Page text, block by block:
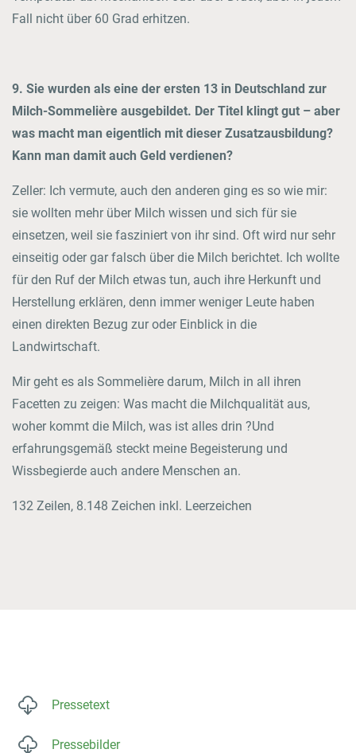
Fall nicht über 60 Grad erhitzen.
9. Sie wurden als eine der ersten 13 in Deutschland zur
Milch-Sommelière ausgebildet. Der Titel klingt gut – aber
was macht man eigentlich mit dieser Zusatzausbildung?
Kann man damit auch Geld verdienen?
Zeller: Ich vermute, auch den anderen ging es so wie mir:
sie wollten mehr über Milch wissen und sich für sie
einsetzen, weil sie fasziniert von ihr sind. Oft wird nur sehr
einseitig oder gar falsch über die Milch berichtet. Ich wollte
für den Ruf der Milch etwas tun, auch ihre Herkunft und
Herstellung erklären, denn immer weniger Leute haben
einen direkten Bezug zur oder Einblick in die
Landwirtschaft.
Mir geht es als Sommelière darum, Milch in all ihren
Facetten zu zeigen: Was macht die Milchqualität aus,
woher kommt die Milch, was ist alles drin ?Und
erfahrungsgemäß steckt meine Begeisterung und
Wissbegierde auch andere Menschen an.
132 Zeilen, 8.148 Zeichen inkl. Leerzeichen
Pressetext
Pressebilder